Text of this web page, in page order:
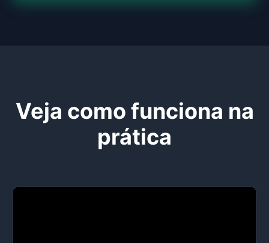
Veja como funciona na
prática